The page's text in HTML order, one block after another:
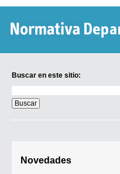
Buscar en este sitio:
en
este
sitio:
Novedades